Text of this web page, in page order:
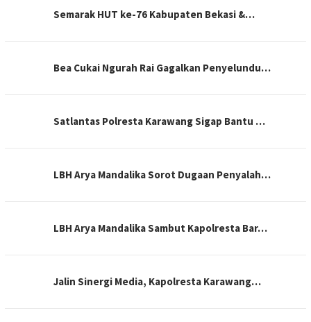
Semarak HUT ke-76 Kabupaten Bekasi &…
Bea Cukai Ngurah Rai Gagalkan Penyelundu…
Satlantas Polresta Karawang Sigap Bantu …
LBH Arya Mandalika Sorot Dugaan Penyalah…
LBH Arya Mandalika Sambut Kapolresta Bar…
Jalin Sinergi Media, Kapolresta Karawang…